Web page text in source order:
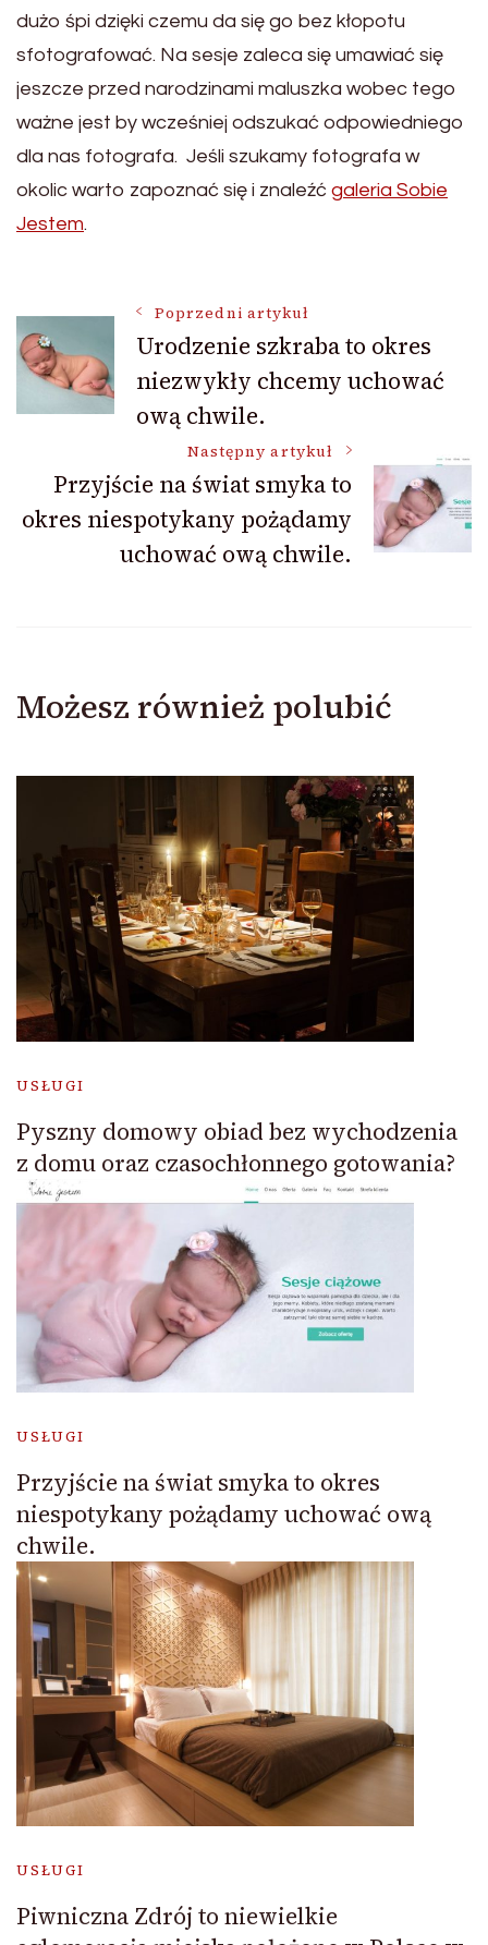
dużo śpi dzięki czemu da się go bez kłopotu
sfotografować. Na sesje zaleca się umawiać się
jeszcze przed narodzinami maluszka wobec tego
ważne jest by wcześniej odszukać odpowiedniego
dla nas fotografa. Jeśli szukamy fotografa w
okolic warto zapoznać się i znaleźć galeria Sobie
Jestem.
Nawigacja
wpisu
Poprzedni artykuł
Urodzenie szkraba to okres
niezwykły chcemy uchować
ową chwile.
Następny artykuł
Przyjście na świat smyka to
okres niespotykany pożądamy
uchować ową chwile.
Możesz również polubić
USŁUGI
Pyszny domowy obiad bez wychodzenia
z domu oraz czasochłonnego gotowania?
USŁUGI
Przyjście na świat smyka to okres
niespotykany pożądamy uchować ową
chwile.
USŁUGI
Piwniczna Zdrój to niewielkie